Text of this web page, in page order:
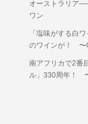
オーストラリア
ワン
「塩味がする白
のワインが！ 〜
南アフリカで2番
ル」330周年！